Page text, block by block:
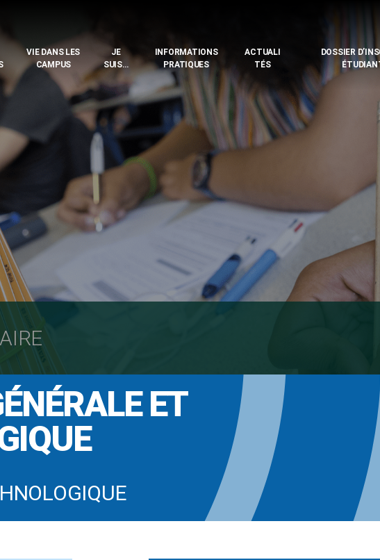
VIE DANS LES
CAMPUS
JE
SUIS…
INFORMATIONS
PRATIQUES
ACTUALI
TÉS
DOSSIER
ET